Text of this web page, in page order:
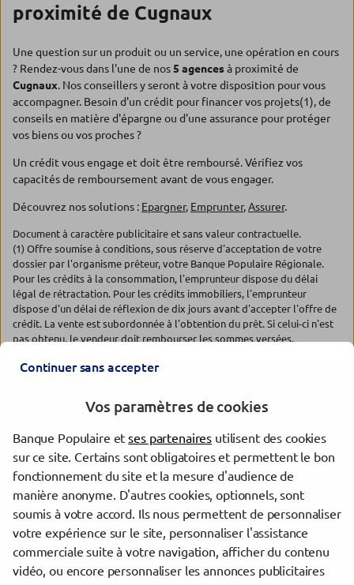
proximité de Cugnaux
Une question sur un produit ou un service, une opération en cours
? Rendez-vous dans l'une de nos5 agencesà proximité de
Cugnaux. Nos conseillers y seront à votre disposition pour vous
accompagner. Besoin d'un crédit pour financer vos projets(1), de
conseils en matière d'épargne ou d'une assurance pour protéger
vos biens ou vos proches ?
Un crédit vous engage et doit être remboursé. Vérifiez vos
capacités de remboursement avant de vous engager.
Découvrez nos solutions : Epargner, Emprunter,Assurer.
Document à caractère publicitaire et sans valeur contractuelle.
(1) Offre soumise à conditions, sous réserve d'acceptation de votre
dossier par l'organisme prêteur, votre Banque Populaire Régionale.
Pour les crédits à la consommation, l'emprunteur dispose du délai
légal de rétractation. Pour les crédits immobiliers, l'emprunteur
dispose d'un délai de réflexion de dix jours avant d'accepter l'offre de
crédit. La vente est subordonnée à l'obtention du prêt. Si celui-ci n'est
pas obtenu, le vendeur doit rembourser les sommes versées.
Tournefeuille
Colomiers
Toulouse
Blagnac
Muret
Trouver une agence Banque Populaire
Continuer sans accepter
Vos paramètres de cookies
Banque Populaire etses partenaires utilisent des cookies
sur ce site. Certains sont obligatoires et permettent le bon
fonctionnement du site et la mesure d'audience de
manière anonyme. D'autres cookies, optionnels, sont
soumis à votre accord. Ils nous permettent de personnaliser
votre expérience sur le site, personnaliser l'assistance
commerciale suite à votre navigation, afficher du contenu
vidéo, ou encore personnaliser les annonces publicitaires